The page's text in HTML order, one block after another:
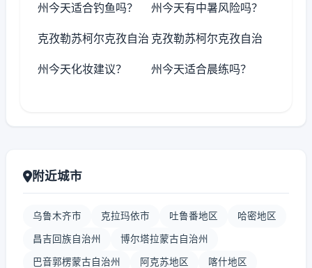
州今天适合钓鱼吗？ 州今天有中暑风险吗？
克孜勒苏柯尔克孜自治
州今天化妆建议？
克孜勒苏柯尔克孜自治
州今天适合晨练吗？
附近城市
乌鲁木齐市 克拉玛依市 吐鲁番地区 哈密地区
昌吉回族自治州 博尔塔拉蒙古自治州
巴音郭楞蒙古自治州 阿克苏地区 喀什地区